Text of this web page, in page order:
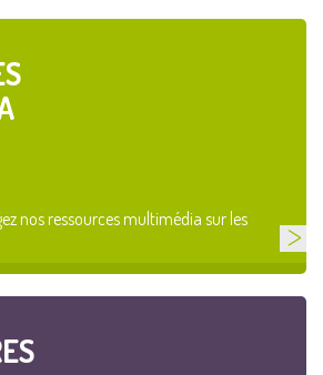
nos ressources multimédia sur les